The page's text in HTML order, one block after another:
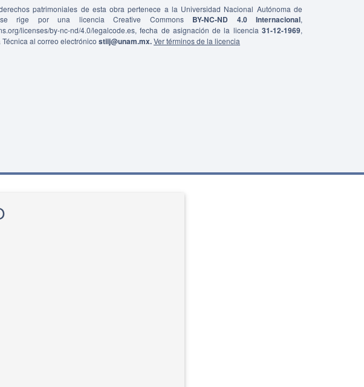
patrimoniales de esta obra pertenece a la Universidad Nacional Autónoma de
rige por una licencia Creative Commons BY-NC-ND 4.0 Internacional,
licenses/by-nc-nd/4.0/legalcode.es, fecha de asignación de la licencia 31-12-1969,
al correo electrónico stiij@unam.mx.Ver términos de la licencia